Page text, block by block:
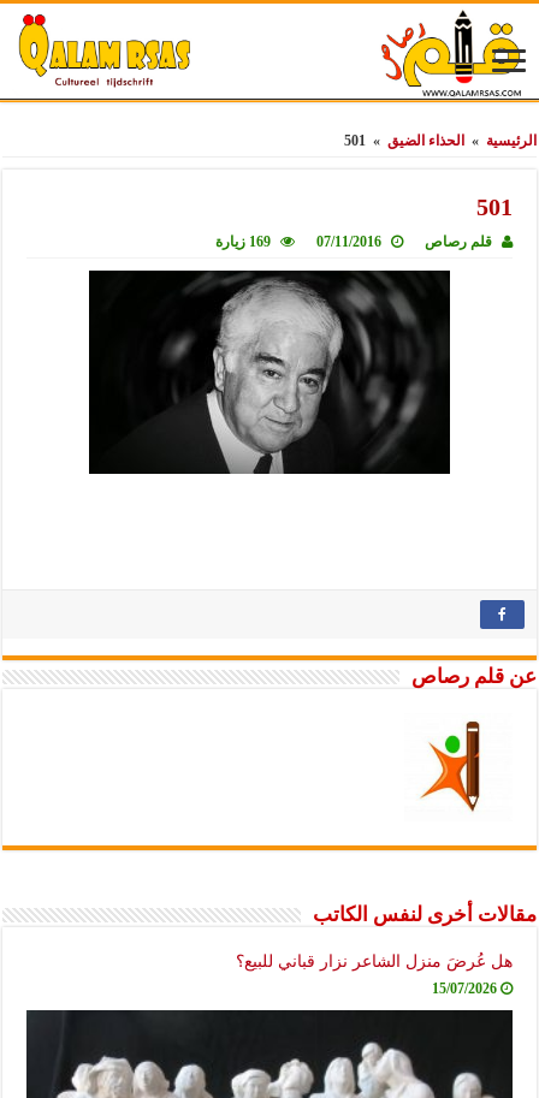
الرئيسية » الحذاء الضيق »
501
501
قلم رصاص 07/11/2016 169 زيارة
عن قلم رصاص
مقالات أخرى لنفس الكاتب
هل عُرضَ منزل الشاعر نزار قباني للبيع؟
15/07/2026